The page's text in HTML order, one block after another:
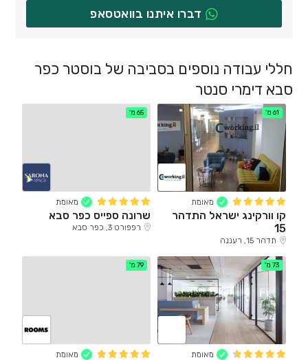
דברו איתנו בוואטסאפ
חללי עבודה נוספים בסביבה של בוסטר כפר
סבא דימרי סנטר
מאומת
61 מ'
קו וורקינג ישראל התדהר
15
תדהר 15, רעננה
מאומת
65 מ'
שרונה ספייס כפר סבא
רפפורט 3, כפר סבא
מאומת
73 מ'
מאומת
79 מ'